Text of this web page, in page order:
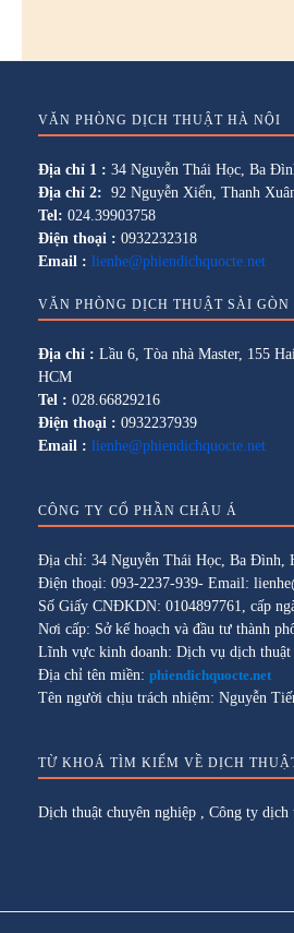
VĂN PHÒNG DỊCH THUẬT HÀ NỘI
Địa chỉ 1 : 34 Nguyễn Thái Học, Ba
Địa chỉ 2: 92 Nguyễn Xiển, Thanh
Tel: 024.39903758
Điện thoại : 0932232318
Email : lienhe@phiendichquocte.net
VĂN PHÒNG DỊCH THUẬT SÀI GÒN
Địa chỉ : Lầu 6, Tòa nhà Master, 155
HCM
Tel : 028.66829216
Điện thoại : 0932237939
Email : lienhe@phiendichquocte.net
CÔNG TY CỔ PHẦN CHÂU Á
Địa chỉ: 34 Nguyễn Thái Học, Ba Đình,
Điện thoại: 093-2237-939- Email:
Số Giấy CNĐKDN: 0104897761, cấp
Nơi cấp: Sở kế hoạch và đầu tư thành
Lĩnh vực kinh doanh: Dịch vụ dịch thuật
Địa chỉ tên miền: phiendichquocte.net
Tên người chịu trách nhiệm: Nguyễn
TỪ KHOÁ TÌM KIẾM VỀ DỊCH
Dịch thuật chuyên nghiệp , Công ty dịch